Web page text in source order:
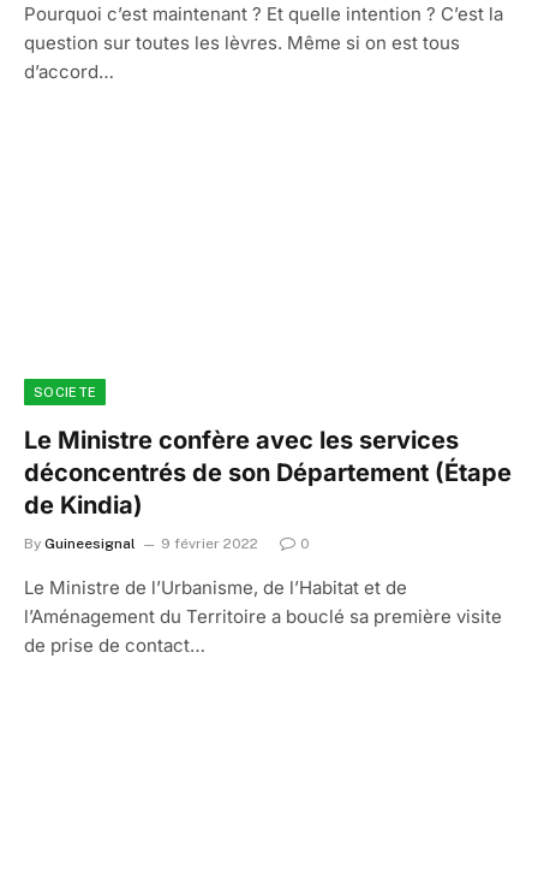
Pourquoi c’est maintenant ? Et quelle intention ? C’est la
question sur toutes les lèvres. Même si on est tous
d’accord…
SOCIETE
Le Ministre confère avec les services
déconcentrés de son Département (Étape
de Kindia)
By Guineesignal 9 février 2022 0
Le Ministre de l’Urbanisme, de l’Habitat et de
l’Aménagement du Territoire a bouclé sa première visite
de prise de contact…